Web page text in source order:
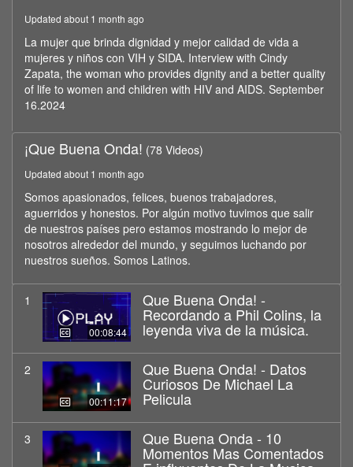
Updated about 1 month ago
La mujer que brinda dignidad y mejor calidad de vida a
mujeres y niños con VIH y SIDA. Interview with Cindy
Zapata, the woman who provides dignity and a better quality
of life to women and children with HIV and AIDS. September
16.2024
¡Que Buena Onda! (78 Videos)
Updated about 1 month ago
Somos apasionados, felices, buenos trabajadores,
aguerridos y honestos. Por algún motivo tuvimos que salir
de nuestros países pero estamos mostrando lo mejor de
nosotros alrededor del mundo, y seguimos luchando por
nuestros sueños. Somos Latinos.
1
00:08:44
Que Buena Onda! -
Recordando a Phil Colins, la
leyenda viva de la música.
2
00:11:17
Que Buena Onda! - Datos
Curiosos De Michael La
Pelicula
3 Que Buena Onda - 10
Momentos Mas Comentados